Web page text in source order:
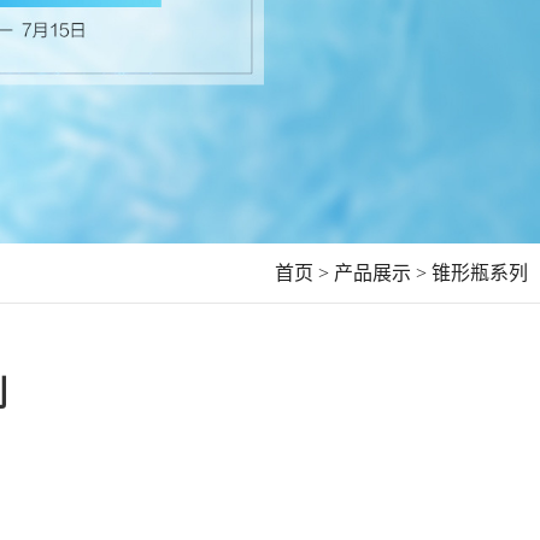
首页 > 产品展示 > 锥形瓶系列